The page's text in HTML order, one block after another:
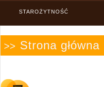
STAROŻYTNOŚĆ
>> Strona główna